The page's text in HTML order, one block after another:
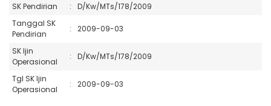
SK Pendirian :
D/Kw/MTs/178/2009
Tanggal SK
Pendirian
: 2009-09-03
SK Ijin
Operasional
: D/Kw/MTs/178/2009
Tgl SK Ijin
Operasional
: 2009-09-03